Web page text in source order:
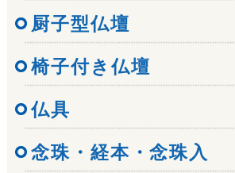
厨子型仏壇
椅子付き仏壇
仏具
念珠・経本・念珠入